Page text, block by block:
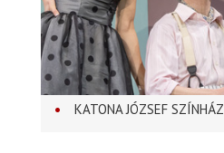
KATONA JÓZSEF SZÍNHÁZ